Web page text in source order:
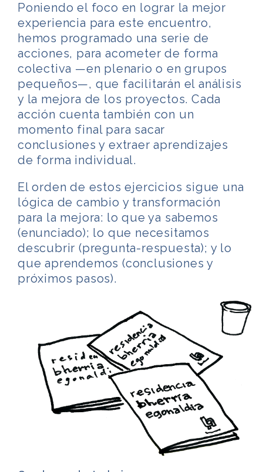
Poniendo el foco en lograr la mejor
experiencia para este encuentro,
hemos programado una serie de
acciones, para acometer de forma
colectiva —en plenario o en grupos
pequeños—, que facilitarán el análisis
y la mejora de los proyectos. Cada
acción cuenta también con un
momento final para sacar
conclusiones y extraer aprendizajes
de forma individual.
El orden de estos ejercicios sigue una
lógica de cambio y transformación
para la mejora: lo que ya sabemos
(enunciado); lo que necesitamos
descubrir (pregunta-respuesta); y lo
que aprendemos (conclusiones y
próximos pasos).